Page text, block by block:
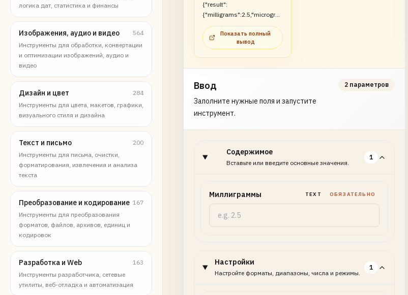
логика дат, статистика и финансы
Изображения, аудио и видео
564
Инструменты для обработки, конвертации
и оптимизации изображений, аудио и
видео
Дизайн и цвет
284
Инструменты для цвета, макетов, графики,
визуального стиля и дизайна
Текст и письмо
200
Инструменты для письма, очистки,
форматирования, извлечения и анализа
текста
Преобразование и кодирование 167
Инструменты для преобразования
форматов, файлов, архивов, единиц и
кодировок
Разработка и Web
163
Инструменты разработчика, сетевые
утилиты, веб-отладка и автоматизация
{"result":
{"milligrams":2.5,"microgra
ms":2500}}
Показать полный
вывод
Ввод
Заполните нужные поля и запустите
инструмент.
2 параметров
Содержимое
Вставьте или введите основные значения.
1
Миллиграммы TEXT ОБЯЗАТЕЛЬНО
Настройки
Настройте форматы, диапазоны, числа и режимы.
1